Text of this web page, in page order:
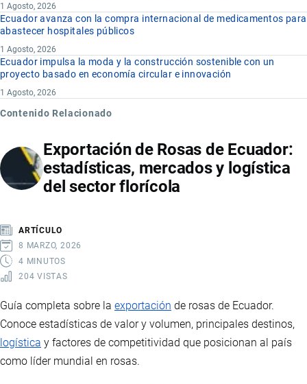
1 Agosto, 2026
Ecuador avanza con la compra internacional de medicamentos para
abastecer hospitales públicos
1 Agosto, 2026
Ecuador impulsa la moda y la construcción sostenible con un
proyecto basado en economía circular e innovación
1 Agosto, 2026
Contenido Relacionado
Exportación de Rosas de Ecuador:
estadísticas, mercados y logística
del sector florícola
ARTÍCULO
8 MARZO, 2026
4 MINUTOS
204 VISTAS
Guía completa sobre la exportación de rosas de Ecuador.
Conoce estadísticas de valor y volumen, principales destinos,
logística y factores de competitividad que posicionan al país
como líder mundial en rosas.